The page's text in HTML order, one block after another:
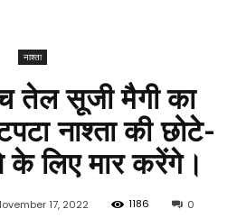
नाश्ता
तेल सूजी मैगी का
नाश्ता की छोटे-
लिए मार करेंगे।
17, 2022 1186 0